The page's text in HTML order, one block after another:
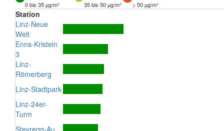
0 bis 35 µg/m³
35 bis 50 µg/m³ > 50 µg/m³
Station
Linz-Neue
Welt
Enns-Kristein
3
Linz-
Römerberg
Linz-Stadtpark
Linz-24er-
Turm
Steyregg-Au